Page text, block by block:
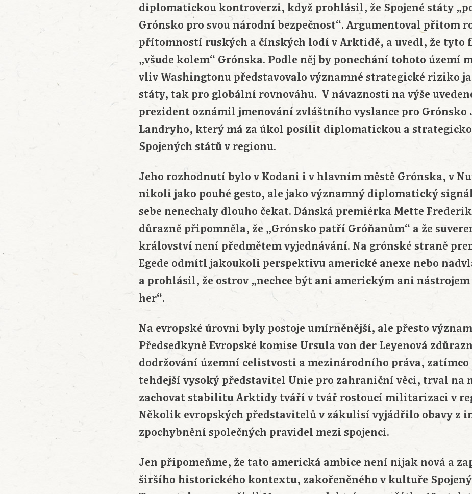
diplomatickou kontroverzi, když prohlásil, že Spojené státy
Grónsko pro svou národní bezpečnost“. Argumentoval přitom
přítomností ruských a čínských lodí v Arktidě, a uvedl, že tyto
„všude kolem“ Grónska. Podle něj by ponechání tohoto území
vliv Washingtonu představovalo významné strategické riziko
státy, tak pro globální rovnováhu. V návaznosti na výše
prezident oznámil jmenování zvláštního vyslance pro Grónsko
Landryho, který má za úkol posílit diplomatickou a
Spojených států v regionu.
Jeho rozhodnutí bylo v Kodani i v hlavním městě Grónska, v
nikoli jako pouhé gesto, ale jako významný diplomatický
sebe nenechaly dlouho čekat. Dánská premiérka Mette
důrazně připomněla, že „Grónsko patří Gróňanům“ a že
království není předmětem vyjednávání. Na grónské straně
Egede odmítl jakoukoli perspektivu americké anexe nebo
a prohlásil, že ostrov „nechce být ani americkým ani
her“.
Na evropské úrovni byly postoje umírněnější, ale přesto
Předsedkyně Evropské komise Ursula von der Leyenová
dodržování územní celistvosti a mezinárodního práva, zatímco
tehdejší vysoký představitel Unie pro zahraniční věci, trval na
zachovat stabilitu Arktidy tváří v tvář rostoucí militarizaci v
Několik evropských představitelů v zákulisí vyjádřilo obavy z
zpochybnění společných pravidel mezi spojenci.
Jen připomeňme, že tato americká ambice není nijak nová a
širšího historického kontextu, zakořeněného v kultuře